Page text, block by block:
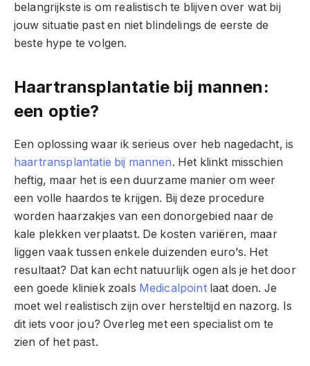
belangrijkste is om realistisch te blijven over wat bij
jouw situatie past en niet blindelings de eerste de
beste hype te volgen.
Haartransplantatie bij mannen:
een optie?
Een oplossing waar ik serieus over heb nagedacht, is
haartransplantatie bij mannen. Het klinkt misschien
heftig, maar het is een duurzame manier om weer
een volle haardos te krijgen. Bij deze procedure
worden haarzakjes van een donorgebied naar de
kale plekken verplaatst. De kosten variëren, maar
liggen vaak tussen enkele duizenden euro’s. Het
resultaat? Dat kan echt natuurlijk ogen als je het door
een goede kliniek zoals Medicalpoint laat doen. Je
moet wel realistisch zijn over hersteltijd en nazorg. Is
dit iets voor jou? Overleg met een specialist om te
zien of het past.